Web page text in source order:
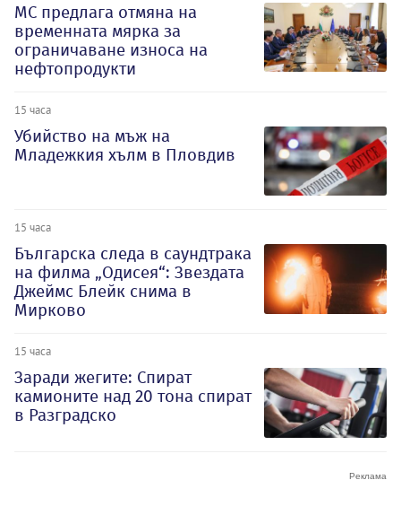
МС предлага отмяна на
временната мярка за
ограничаване износа на
нефтопродукти
15 часа
Убийство на мъж на
Младежкия хълм в Пловдив
15 часа
Българска следа в саундтрака
на филма „Одисея“: Звездата
Джеймс Блейк снима в
Мирково
15 часа
Заради жегите: Спират
камионите над 20 тона спират
в Разградско